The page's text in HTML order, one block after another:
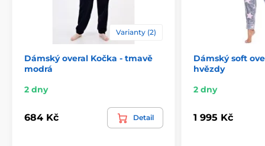
Varianty (2)
Dámský overal Kočka - tmavě
modrá
2 dny
684 Kč Detail
Dámský soft
hvězdy
2 dny
1 995 Kč